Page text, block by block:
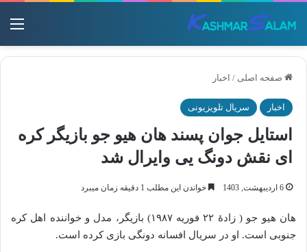
صفحه اصلی / اخبار
اخبار سریال تلویزیونی
استایل جوان پسند هان هیو جو بازیگر کره
ای نقش دونگ یی وایرال شد
6 اردیبهشت, 1403 خواندن این مطلب 1 دقیقه زمان میبرد
هان هیو جو ( زادهٔ ۲۲ فوریه ۱۹۸۷) بازیگر، مدل و خواننده اهل کره
جنوبی است. او در سریال افسانه دونگی بازی کرده است.